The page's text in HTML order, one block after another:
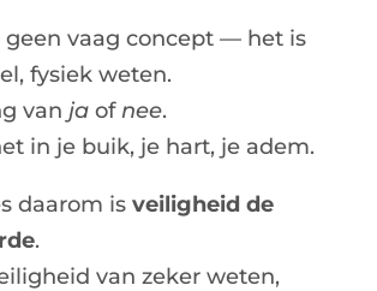
geen vaag concept — het is
fysiek weten.
van jaofnee.
in je buik, je hart, je adem.
daarom is veiligheid de
.
van zeker weten,